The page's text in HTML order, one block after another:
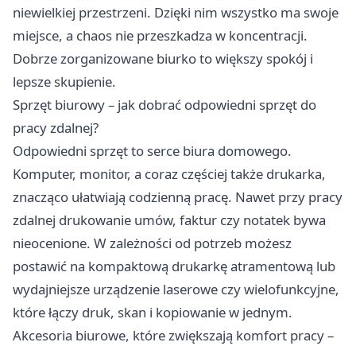
niewielkiej przestrzeni. Dzięki nim wszystko ma swoje
miejsce, a chaos nie przeszkadza w koncentracji.
Dobrze zorganizowane biurko to większy spokój i
lepsze skupienie.
Sprzęt biurowy – jak dobrać odpowiedni sprzęt do
pracy zdalnej?
Odpowiedni sprzęt to serce biura domowego.
Komputer, monitor, a coraz częściej także drukarka,
znacząco ułatwiają codzienną pracę. Nawet przy pracy
zdalnej drukowanie umów, faktur czy notatek bywa
nieocenione. W zależności od potrzeb możesz
postawić na kompaktową drukarkę atramentową lub
wydajniejsze urządzenie laserowe czy wielofunkcyjne,
które łączy druk, skan i kopiowanie w jednym.
Akcesoria biurowe, które zwiększają komfort pracy –